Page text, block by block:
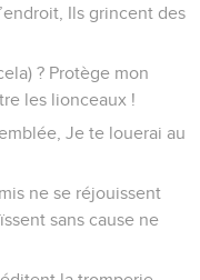
Ils grincent des
? Protège mon
les lionceaux !
Je te louerai au
ne se réjouissent
sans cause ne